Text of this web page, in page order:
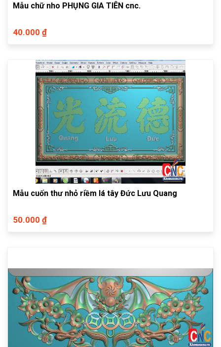
Mẫu chữ nho PHỤNG GIA TIÊN cnc.
40.000 ₫
Mẫu cuốn thư nhỏ riềm lá tây Đức Lưu Quang
50.000 ₫